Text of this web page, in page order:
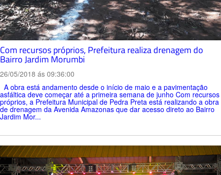
Com recursos próprios, Prefeitura realiza drenagem do
Bairro Jardim Morumbi
26/05/2018 ás 09:36:00
A obra está andamento desde o início de maio e a pavimentação
asfáltica deve começar até a primeira semana de junho Com recursos
próprios, a Prefeitura Municipal de Pedra Preta está realizando a obra
de drenagem da Avenida Amazonas que dar acesso direto ao Bairro
Jardim Mor...